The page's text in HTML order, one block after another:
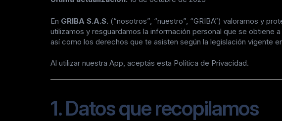
En GRIBA S.A.S. (“nosotros”, “nuestro”, “GRIBA”) valoramos y
utilizamos y resguardamos la información personal que se obtiene
así como los derechos que te asisten según la legislación vigente
Al utilizar nuestra App, aceptás esta Política de Privacidad.
1. Datos que recopilamos